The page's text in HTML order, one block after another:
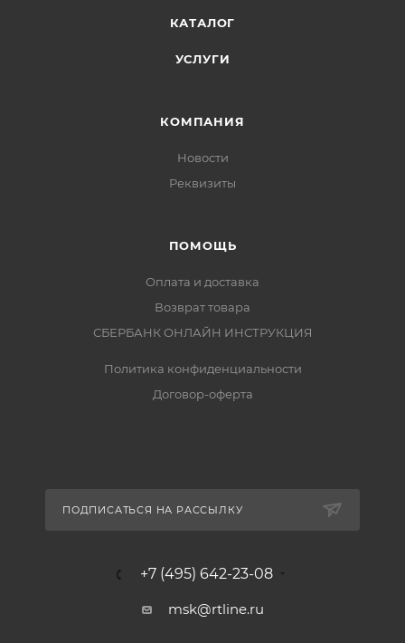
КАТАЛОГ
УСЛУГИ
КОМПАНИЯ
Новости
Реквизиты
ПОМОЩЬ
Оплата и доставка
Возврат товара
СБЕРБАНК ОНЛАЙН ИНСТРУКЦИЯ
Политика конфиденциальности
Договор-оферта
ПОДПИСАТЬСЯ НА РАССЫЛКУ
+7 (495) 642-23-08
msk@rtline.ru